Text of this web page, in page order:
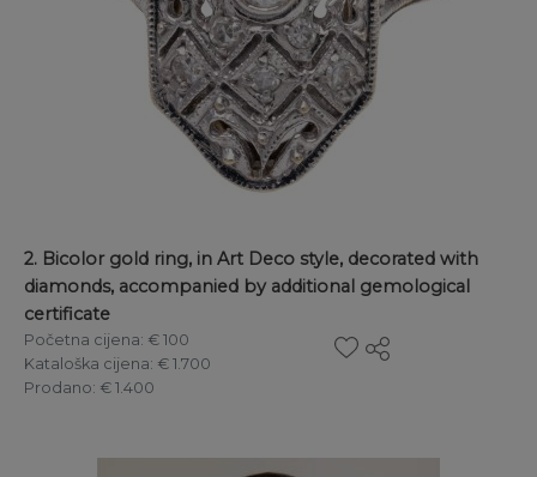
2. Bicolor gold ring, in Art Deco style, decorated with
diamonds, accompanied by additional gemological
certificate
Početna cijena: € 100
Kataloška cijena: € 1.700
Prodano: € 1.400